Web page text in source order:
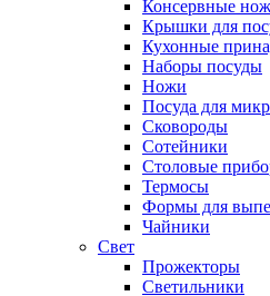
Консервные
Крышки для
Кухонные
Наборы посуды
Ножи
Посуда для
Сковороды
Сотейники
Столовые
Термосы
Формы для
Чайники
Свет
Прожекторы
Светильники